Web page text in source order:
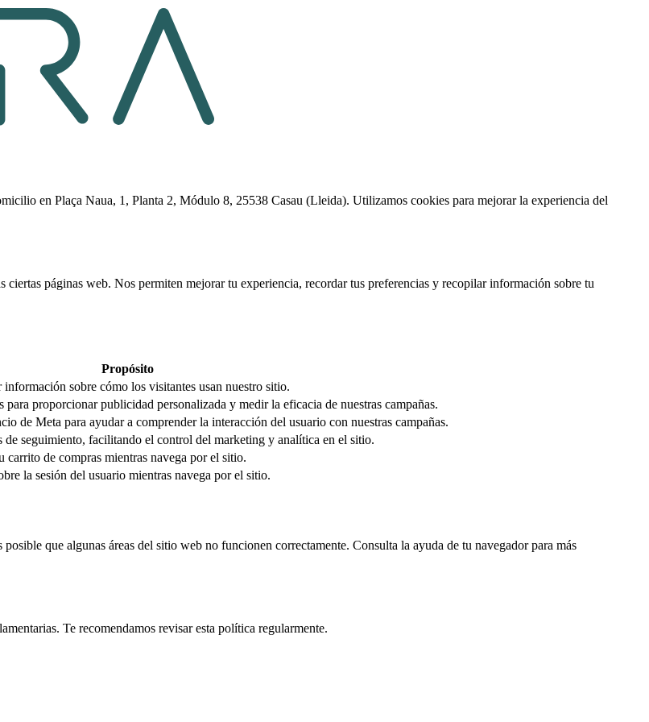
en Plaça Naua, 1, Planta 2, Módulo 8, 25538 Casau (Lleida). Utilizamos cookies para mejorar la experiencia del
páginas web. Nos permiten mejorar tu experiencia, recordar tus preferencias y recopilar información sobre tu
Propósito
sobre cómo los visitantes usan nuestro sitio.
proporcionar publicidad personalizada y medir la eficacia de nuestras campañas.
de Meta para ayudar a comprender la interacción del usuario con nuestras campañas.
de seguimiento, facilitando el control del marketing y analítica en el sitio.
carrito de compras mientras navega por el sitio.
la sesión del usuario mientras navega por el sitio.
que algunas áreas del sitio web no funcionen correctamente. Consulta la ayuda de tu navegador para más
Te recomendamos revisar esta política regularmente.